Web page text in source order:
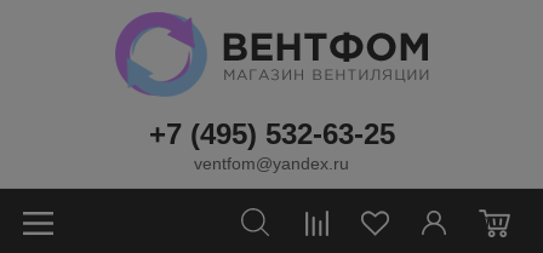
+7 (495) 532-63-25
ventfom@yandex.ru
0